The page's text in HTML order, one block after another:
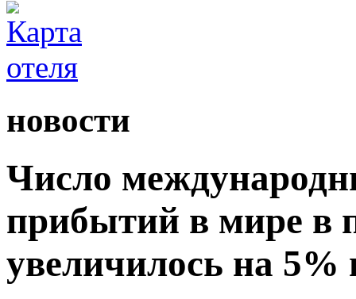
новости
Число
прибытий в мире в
увеличилось на 5%